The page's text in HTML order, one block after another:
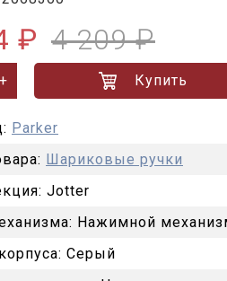
₽ 4 209 ₽
+ Купить
Parker
Шариковые ручки
Jotter
Нажимной
Серый